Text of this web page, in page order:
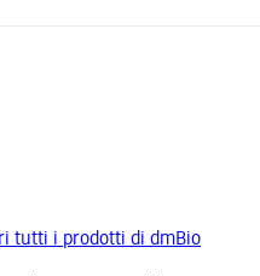
tutti i prodotti di dmBio